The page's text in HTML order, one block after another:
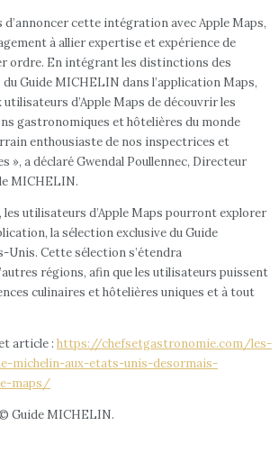
d’annoncer cette intégration avec Apple Maps,
à allier expertise et expérience de
ordre. En intégrant les distinctions des
Guide MICHELIN dans l’application Maps,
d’Apple Maps de découvrir les
gastronomiques et hôtelières du monde
enthousiaste de nos inspectrices et
», a déclaré Gwendal Poullennec, Directeur
MICHELIN.
les utilisateurs d’Apple Maps pourront explorer
la sélection exclusive du Guide
Unis. Cette sélection s’étendra
régions, afin que les utilisateurs puissent
culinaires et hôtelières uniques et à tout
article : https://chefsetgastronomie.com/les-
michelin-aux-etats-unis-desormais-
maps/
Guide MICHELIN.